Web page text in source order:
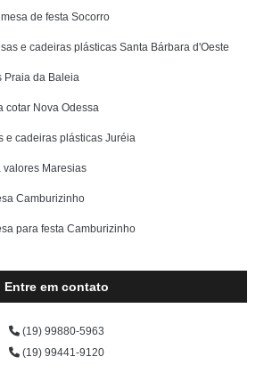
de festa Socorro
e cadeiras plásticas Santa Bárbara d'Oeste
Praia da Baleia
cotar Nova Odessa
e cadeiras plásticas Juréia
Maresias
Camburizinho
para festa Camburizinho
Entre em contato
(19) 99880-5963
(19) 99441-9120